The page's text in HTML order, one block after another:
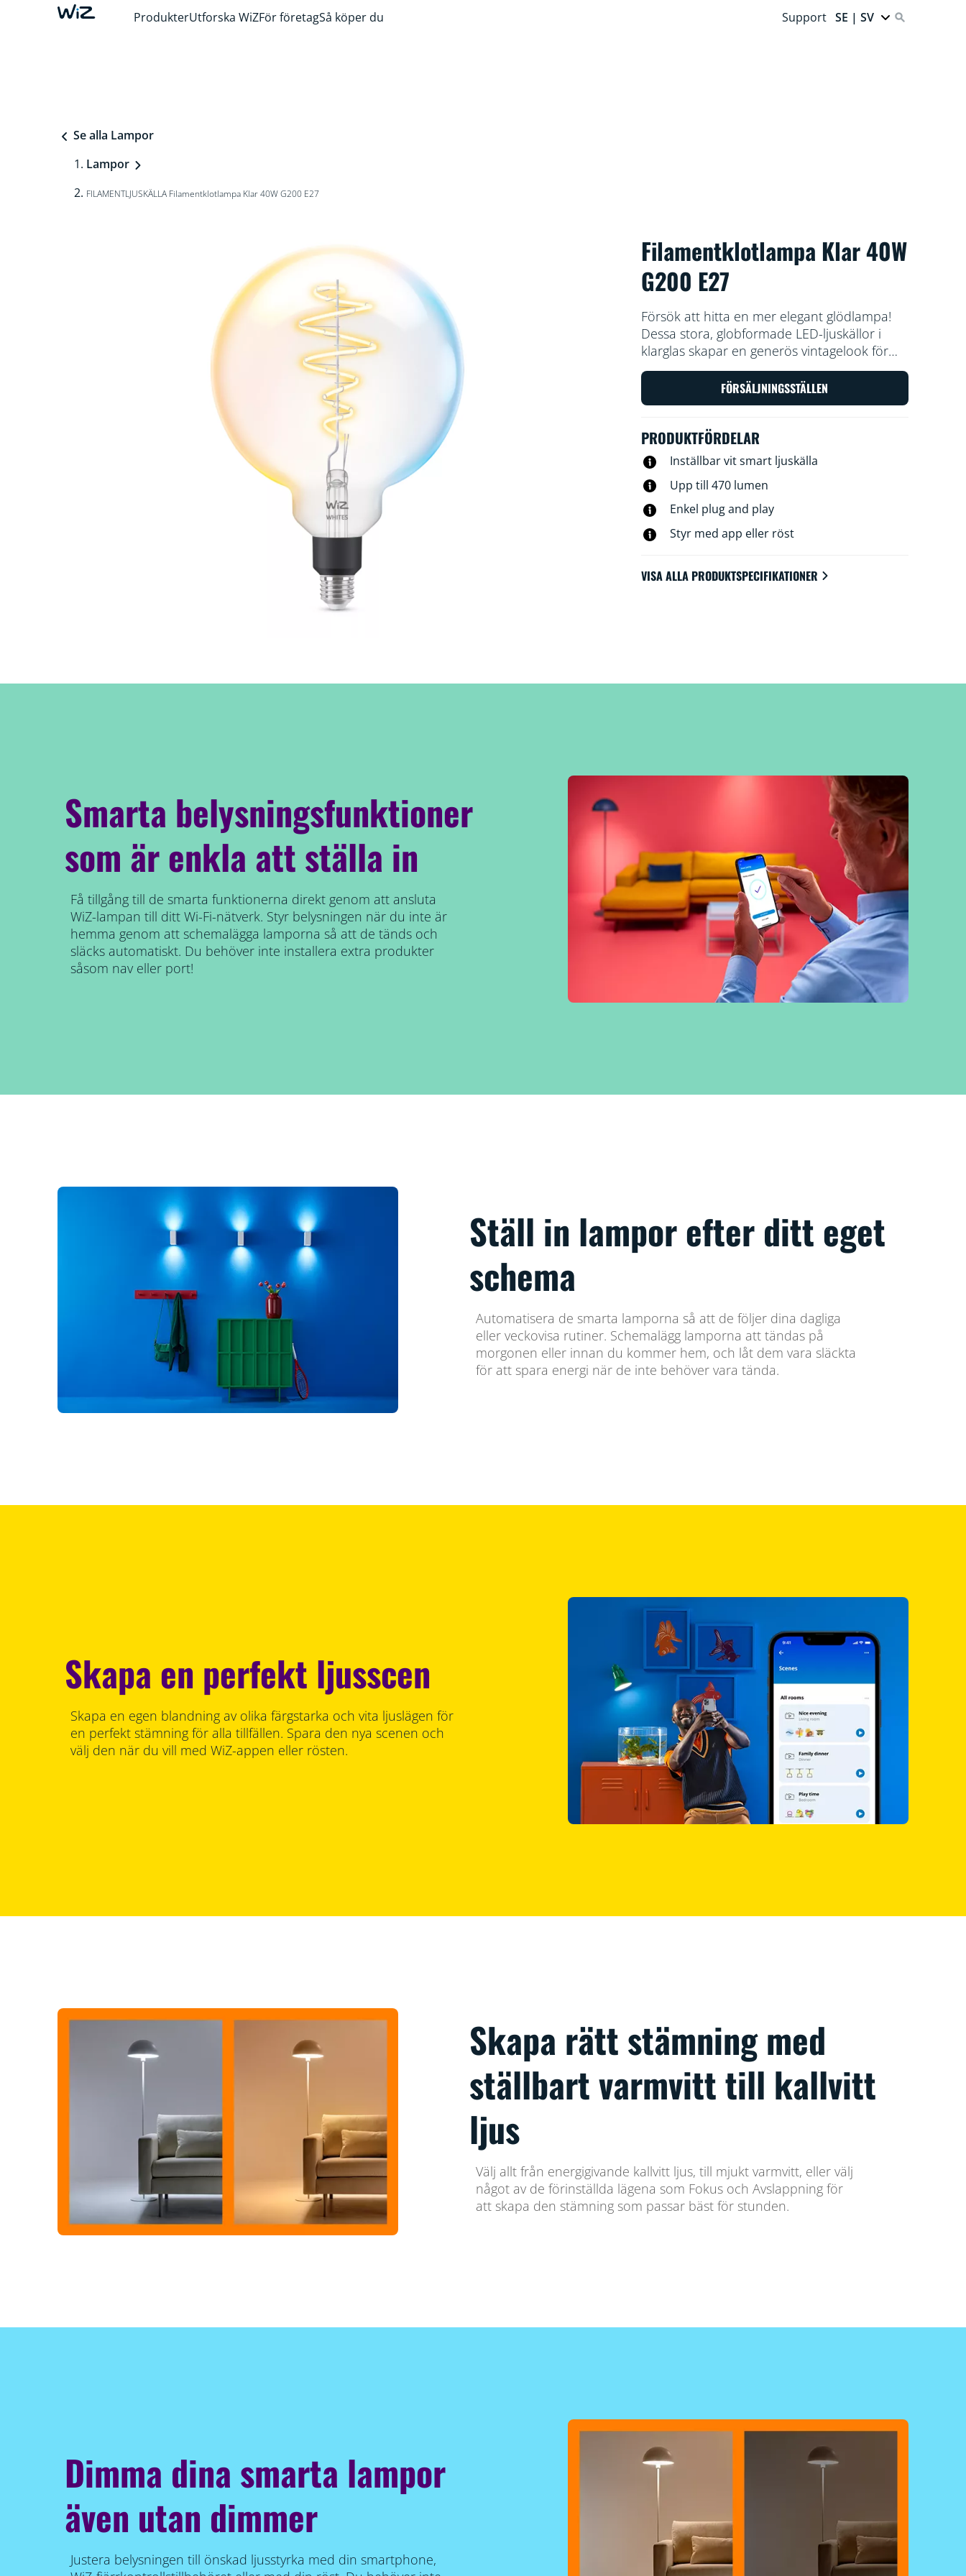
ProdukterUtforska WiZFör företagSå köper du Support SE | SV
Se alla Lampor
Lampor
FILAMENTLJUSKÄLLA Filamentklotlampa Klar 40W G200 E27
Filamentklotlampa Klar 40W
G200 E27
Försök att hitta en mer elegant glödlampa!
Dessa stora, globformade LED-ljuskällor i
klarglas skapar en generös vintagelook för
dina dekorativa armaturer och överallt där
du vill ha en elegant touch. Välj bland
hundratals nyanser av vitt ljus från mysigt till
anpassa efter dina föränderliga behov och
sinnesstämningar. Allt kan styras via Wi-Fi
med WiZ-appen, WiZ-fjärrkontrollen eller
rösten.
FÖRSÄLJNINGSSTÄLLEN
PRODUKTFÖRDELAR
Inställbar vit smart ljuskälla
Upp till 470 lumen
Enkel plug and play
Styr med app eller röst
VISA ALLA PRODUKTSPECIFIKATIONER
Smarta belysningsfunktioner
som är enkla att ställa in
Få tillgång till de smarta funktionerna direkt genom att ansluta
WiZ-lampan till ditt Wi-Fi-nätverk. Styr belysningen när du inte är
hemma genom att schemalägga lamporna så att de tänds och
släcks automatiskt. Du behöver inte installera extra produkter
såsom nav eller port!
Ställ in lampor efter ditt eget
schema
Automatisera de smarta lamporna så att de följer dina dagliga
eller veckovisa rutiner. Schemalägg lamporna att tändas på
morgonen eller innan du kommer hem, och låt dem vara släckta
för att spara energi när de inte behöver vara tända.
Skapa en perfekt ljusscen
Skapa en egen blandning av olika färgstarka och vita ljuslägen för
en perfekt stämning för alla tillfällen. Spara den nya scenen och
välj den när du vill med WiZ-appen eller rösten.
Skapa rätt stämning med
ställbart varmvitt till kallvitt
ljus
Välj allt från energigivande kallvitt ljus, till mjukt varmvitt, eller välj
något av de förinställda lägena som Fokus och Avslappning för
att skapa den stämning som passar bäst för stunden.
Dimma dina smarta lampor
även utan dimmer
Justera belysningen till önskad ljusstyrka med din smartphone,